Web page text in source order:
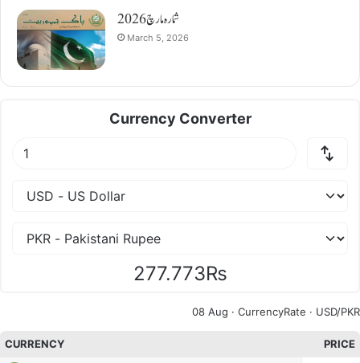
شمارہ مارچ 2026
March 5, 2026
Currency Converter
277.773₨
08 Aug · CurrencyRate · USD/PKR
CURRENCY PRICE